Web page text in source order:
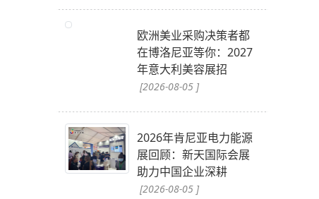
欧洲美业采购决策者都
在博洛尼亚等你：2027
年意大利美容展招
[2026-08-05 ]
2026年肯尼亚电力能源
展回顾：新天国际会展
助力中国企业深耕
[2026-08-05 ]